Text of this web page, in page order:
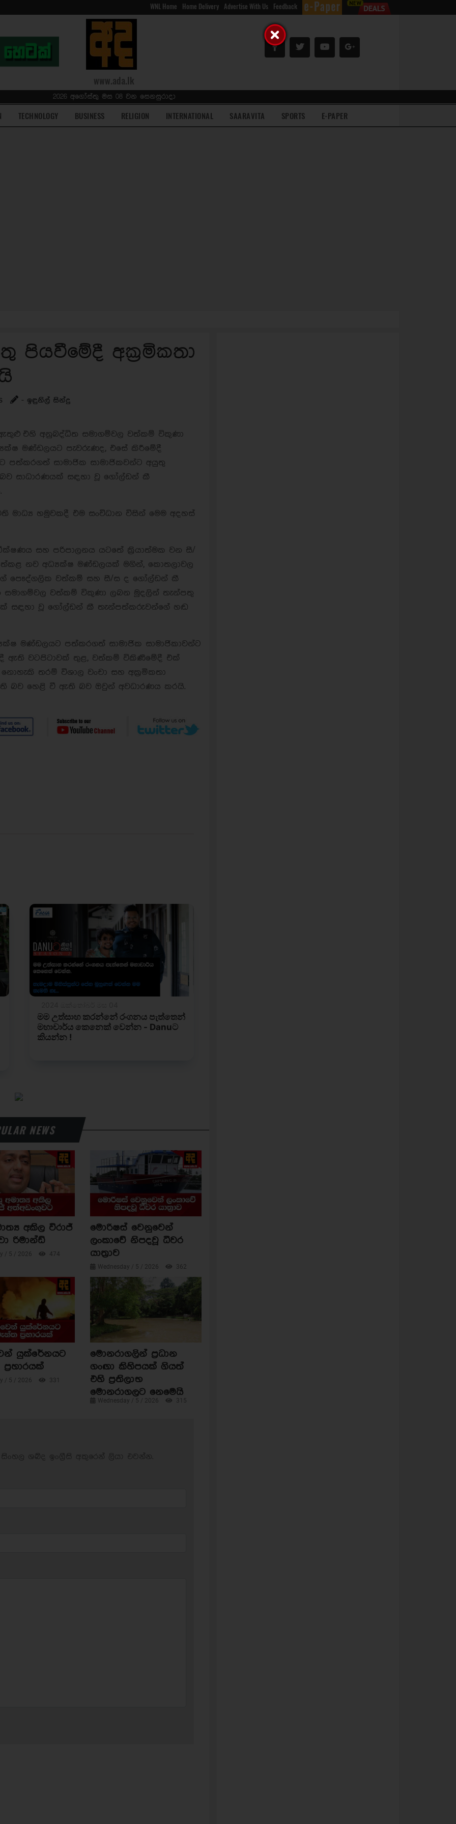
WNL Home Home Delivery Advertise With Us Feedback
www.ada.lk
2026 අගෝස්තු මස 08 වන සෙනසුරාදා
TECHNOLOGY BUSINESS RELIGION INTERNATIONAL SAARAVITA SPORTS E-PAPER
පියවීමේදී අක්‍රමිකතා
- ඉඳුනිල් සින්දු
එහි අනුබද්ධිත සමාගම්වල වත්කම් විකුණා
මණ්ඩලයට පැවරුණද, එසේ කිරීමේදී
සාමාජික සාමාජිකවන්ට අයුතු
සාධාරණයක් සඳහා වූ ගෝල්ඩන් කී
මාධ්‍ය හමුවකදී එම සංවිධාන විසින් මෙම අදහස්
සහ පරිපාලනය යටතේ ක්‍රියාත්මක වන සී/
නව අධ්‍යක්ෂ මණ්ඩලයක් මගින්, කොතලාවල
පෞද්ගලික වත්කම් සහ සී/ස ද ගෝල්ඩන් කී
සමාගම්වල වත්කම් විකුණා ලබන මුදලින් තැන්පතු
සඳහා වූ ගෝල්ඩන් කී තැන්පත්කරුවන්ගේ හඬ
මණ්ඩලයට පත්කරගත් සාමාජික සාමාජිකාවන්ට
ඇති වටපිටාවක් තුළ, වත්කම් විකිණීමේදී එක්
තරම් විශාල වංචා සහ අක්‍රමිකතා
බව හෙළි වී ඇති බව ඔවුන් අවධාරණය කරයි.
NEWS
අකිල විරාජ්
රිමාන්ඩ්
/ 5 / 2026 474
මොරිෂස් වෙනුවෙන්
ලංකාවේ නිපදවූ ධීවර
යාත්‍රාව
Wednesday / 5 / 2026 362
යුක්රේනයට
/ 5 / 2026 331
මොනරාගලින් ප්‍රධාන
ගංඟා කිහිපයක් ගියත්
එහි ප්‍රතිලාභ
මොනරාගලට නෙමෙයි
Wednesday / 5 / 2026 315